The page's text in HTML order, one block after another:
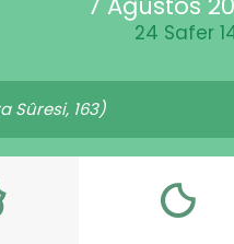
24 Safer
Sûresi, 163)